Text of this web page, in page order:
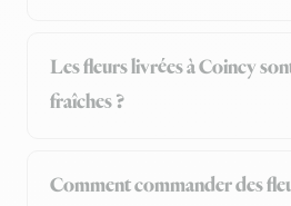
Les fleurs livrées à Coincy
fraîches ?
Comment commander des